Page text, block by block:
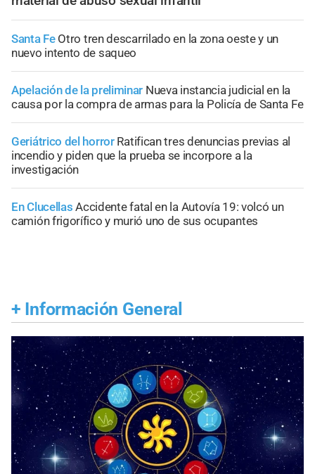
Santa Fe Otro tren descarrilado en la zona oeste y un
nuevo intento de saqueo
Apelación de la preliminar Nueva instancia judicial en la
causa por la compra de armas para la Policía de Santa Fe
Geriátrico del horror Ratifican tres denuncias previas al
incendio y piden que la prueba se incorpore a la
investigación
En Clucellas Accidente fatal en la Autovía 19: volcó un
camión frigorífico y murió uno de sus ocupantes
+ Información General